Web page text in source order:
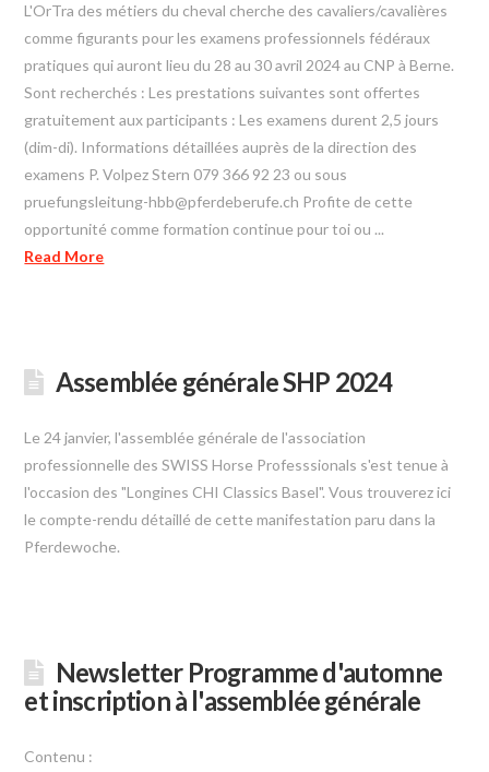
L'OrTra des métiers du cheval cherche des cavaliers/cavalières
comme figurants pour les examens professionnels fédéraux
pratiques qui auront lieu du 28 au 30 avril 2024 au CNP à Berne.
Sont recherchés : Les prestations suivantes sont offertes
gratuitement aux participants : Les examens durent 2,5 jours
(dim-di). Informations détaillées auprès de la direction des
examens P. Volpez Stern 079 366 92 23 ou sous
pruefungsleitung-hbb@pferdeberufe.ch Profite de cette
opportunité comme formation continue pour toi ou ...
Read More
Assemblée générale SHP 2024
Le 24 janvier, l'assemblée générale de l'association
professionnelle des SWISS Horse Professsionals s'est tenue à
l'occasion des "Longines CHI Classics Basel". Vous trouverez ici
le compte-rendu détaillé de cette manifestation paru dans la
Pferdewoche.
Newsletter Programme d'automne
et inscription à l'assemblée générale
Contenu :